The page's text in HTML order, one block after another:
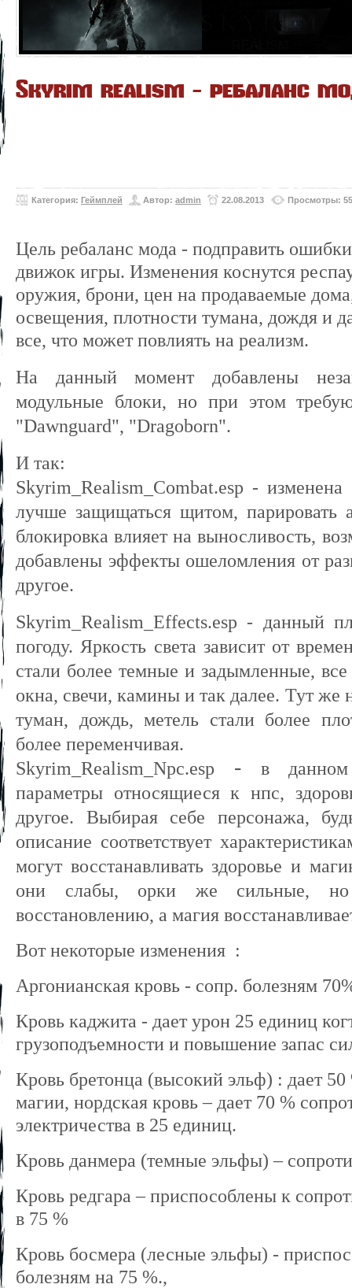
Skyrim realism - ребаланс
Категория: Геймплей Автор: admin 22.08.2013 Просмотры:
Цель ребаланс мода - подправить
движок игры. Изменения коснутся
оружия, брони, цен на продаваемые
освещения, плотности тумана, дождя и
все, что может повлиять на реализм.
На данный момент добавлены
модульные блоки, но при этом
"Dawnguard", "Dragoborn".
И так:
Skyrim_Realism_Combat.esp - изменена
лучше защищаться щитом, парировать
блокировка влияет на выносливость,
добавлены эффекты ошеломления от
другое.
Skyrim_Realism_Effects.esp - данный
погоду. Яркость света зависит от
стали более темные и задымленные,
окна, свечи, камины и так далее. Тут же
туман, дождь, метель стали более
более переменчивая.
Skyrim_Realism_Npc.esp
-
в
параметры относящиеся к нпс,
другое. Выбирая себе персонажа,
описание соответствует
могут восстанавливать здоровье и
они слабы, орки же сильные, но
восстановлению, а магия
Вот некоторые изменения :
Аргонианская кровь - сопр. болезням
Кровь каджита - дает урон 25 единиц
грузоподъемности и повышение запас
Кровь бретонца (высокий эльф) : дает 50
магии, нордская кровь – дает 70 %
электричества в 25 единиц.
Кровь данмера (темные эльфы) –
Кровь редгара – приспособлены к
в 75 %
Кровь босмера (лесные эльфы) -
болезням на 75 %.,